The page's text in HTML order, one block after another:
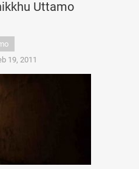
Uttamo
19, 2011